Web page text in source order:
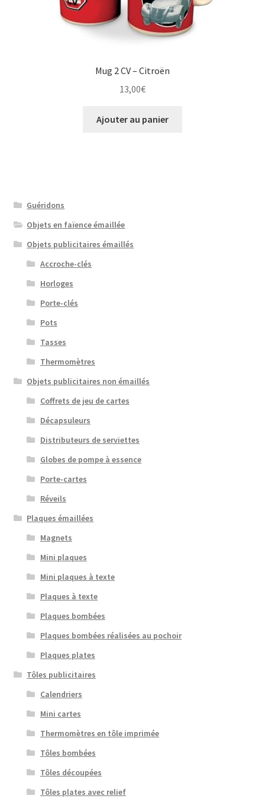
Mug 2 CV – Citroën
13,00€
Ajouter au panier
Guéridons
Objets en faïence émaillée
Objets publicitaires émaillés
Accroche-clés
Horloges
Porte-clés
Pots
Tasses
Thermomètres
Objets publicitaires non émaillés
Coffrets de jeu de cartes
Décapsuleurs
Distributeurs de serviettes
Globes de pompe à essence
Porte-cartes
Réveils
Plaques émaillées
Magnets
Mini plaques
Mini plaques à texte
Plaques à texte
Plaques bombées
Plaques bombées réalisées au pochoir
Plaques plates
Tôles publicitaires
Calendriers
Mini cartes
Thermomètres en tôle imprimée
Tôles bombées
Tôles découpées
Tôles plates avec relief